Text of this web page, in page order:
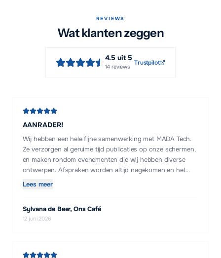
REVIEWS
Wat klanten zeggen
4.5 uit 5
14 reviews
Trustpilot
AANRADER!
Wij hebben een hele fijne samenwerking met MADA Tech.
Ze verzorgen al geruime tijd publicaties op onze schermen,
en maken rondom evenementen die wij hebben diverse
ontwerpen. Afspraken worden altijd nagekomen en het
contact is altijd gezellig en professioneel. Aanrader!
Lees meer
Sylvana de Beer, Ons Café
12 juni 2026